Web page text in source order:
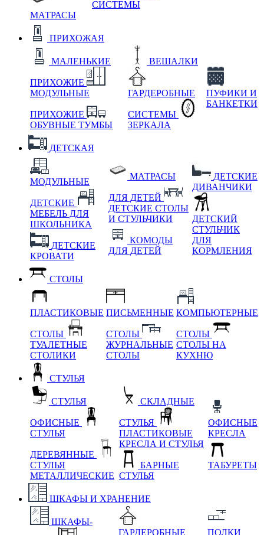
МАТРАСЫ
СИСТЕМЫ
ПРИХОЖАЯ
МАЛЕНЬКИЕ
ПРИХОЖИЕ
МОДУЛЬНЫЕ
ПРИХОЖИЕ
ОБУВНЫЕ ТУМБЫ
ВЕШАЛКИ
ГАРДЕРОБНЫЕ
СИСТЕМЫ
ЗЕРКАЛА
ПУФИКИ И
БАНКЕТКИ
ДЕТСКАЯ
МОДУЛЬНЫЕ
ДЕТСКИЕ
МЕБЕЛЬ ДЛЯ
ШКОЛЬНИКА
ДЕТСКИЕ
КРОВАТИ
МАТРАСЫ
ДЛЯ ДЕТЕЙ
ДЕТСКИЕ СТОЛЫ
И СТУЛЬЧИКИ
КОМОДЫ
ДЛЯ ДЕТЕЙ
ДЕТСКИЕ
ДИВАНЧИКИ
ДЕТСКИЙ
СТУЛЬЧИК
ДЛЯ
КОРМЛЕНИЯ
СТОЛЫ
ПЛАСТИКОВЫЕ
СТОЛЫ
ТУАЛЕТНЫЕ
СТОЛИКИ
ПИСЬМЕННЫЕ
СТОЛЫ
ЖУРНАЛЬНЫЕ
СТОЛЫ
КОМПЬЮТЕРНЫЕ
СТОЛЫ
СТОЛЫ НА
КУХНЮ
СТУЛЬЯ
СТУЛЬЯ
ОФИСНЫЕ
СТУЛЬЯ
ДЕРЕВЯННЫЕ
СТУЛЬЯ
МЕТАЛЛИЧЕСКИЕ
СКЛАДНЫЕ
СТУЛЬЯ
ПЛАСТИКОВЫЕ
КРЕСЛА И СТУЛЬЯ
БАРНЫЕ
СТУЛЬЯ
ОФИСНЫЕ
КРЕСЛА
ТАБУРЕТЫ
ШКАФЫ И ХРАНЕНИЕ
ШКАФЫ-
ГАРДЕРОБНЫЕ
ПОЛКИ